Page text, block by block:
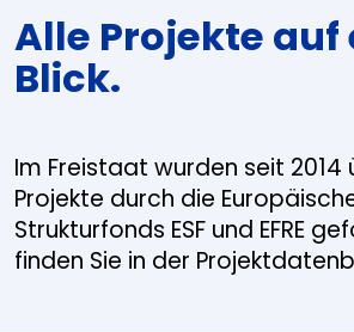
Alle Projekte auf
Blick.
Im Freistaat wurden seit 2014
Projekte durch die
Strukturfonds ESF und EFRE
finden Sie in der